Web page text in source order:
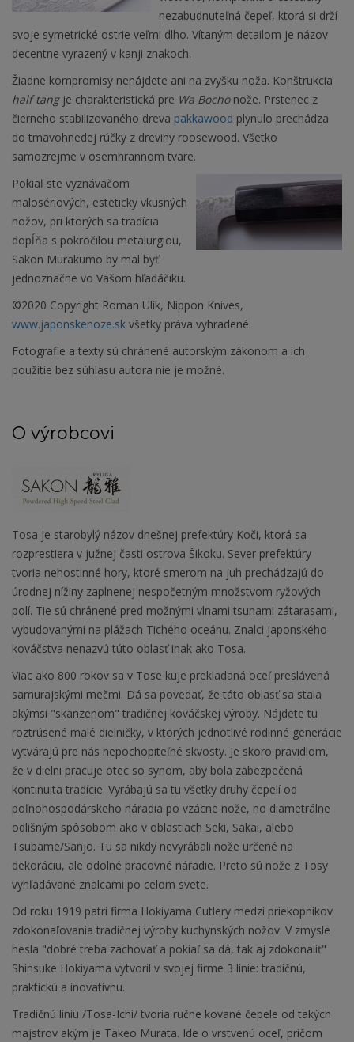
nezabudnuteľná čepeľ, ktorá si drží
svoje symetrické ostrie veľmi dlho. Vítaným detailom je názov
decentne vyrazený v kanji znakoch.
Žiadne kompromisy nenájdete ani na zvyšku noža. Konštrukcia
half tangje charakteristická pre Wa Bochonože. Prstenec z
čierneho stabilizovaného dreva pakkawood plynulo prechádza
do tmavohnedej rúčky z dreviny roosewood. Všetko
samozrejme v osemhrannom tvare.
Pokiaľ ste vyznávačom
malosériových, esteticky vkusných
nožov, pri ktorých sa tradícia
dopĺňa s pokročilou metalurgiou,
Sakon Murakumo by mal byť
jednoznačne vo Vašom hľadáčiku.
©2020 Copyright Roman Ulík, Nippon Knives,
www.japonskenoze.sk všetky práva vyhradené.
Fotografie a texty sú chránené autorským zákonom a ich
použitie bez súhlasu autora nie je možné.
O výrobcovi
Tosa je starobylý názov dnešnej prefektúry Koči, ktorá sa
rozprestiera v južnej časti ostrova Šikoku. Sever prefektúry
tvoria nehostinné hory, ktoré smerom na juh prechádzajú do
úrodnej nížiny zaplnenej nespočetným množstvom ryžových
polí. Tie sú chránené pred možnými vlnami tsunami zátarasami,
vybudovanými na plážach Tichého oceánu. Znalci japonského
kováčstva nenazvú túto oblasť inak ako Tosa.
Viac ako 800 rokov sa v Tose kuje prekladaná oceľ preslávená
samurajskými mečmi. Dá sa povedať, že táto oblasť sa stala
akýmsi "skanzenom" tradičnej kováčskej výroby. Nájdete tu
roztrúsené malé dielničky, v ktorých jednotlivé rodinné generácie
vytvárajú pre nás nepochopiteľné skvosty. Je skoro pravidlom,
že v dielni pracuje otec so synom, aby bola zabezpečená
kontinuita tradície. Vyrábajú sa tu všetky druhy čepelí od
poľnohospodárskeho náradia po vzácne nože, no diametrálne
odlišným spôsobom ako v oblastiach Seki, Sakai, alebo
Tsubame/Sanjo. Tu sa nikdy nevyrábali nože určené na
dekoráciu, ale odolné pracovné náradie. Preto sú nože z Tosy
vyhľadávané znalcami po celom svete.
Od roku 1919 patrí firma Hokiyama Cutlery medzi priekopníkov
zdokonaľovania tradičnej výroby kuchynských nožov. V zmysle
hesla "dobré treba zachovať a pokiaľ sa dá, tak aj zdokonaliť"
Shinsuke Hokiyama vytvoril v svojej firme 3 línie: tradičnú,
praktickú a inovatívnu.
Tradičnú líniu /Tosa-Ichi/ tvoria ručne kované čepele od takých
majstrov akým je Takeo Murata. Ide o vrstvenú oceľ, pričom